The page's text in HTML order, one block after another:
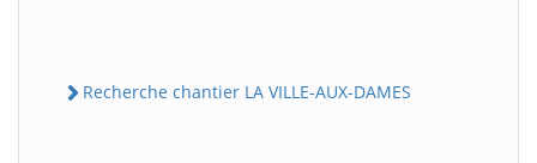
Recherche chantier LA VILLE-AUX-DAMES